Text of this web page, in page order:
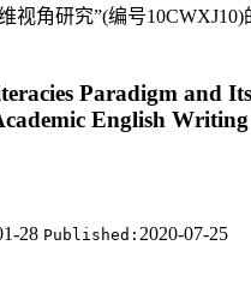
视角研究”(编号
Paradigm and Its
English Writing
28 Published: 2020-07-25